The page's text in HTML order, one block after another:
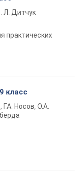
Л. Дитчук
практических
класс
Носов, О.А.